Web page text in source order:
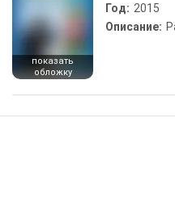
показать
обложку
Год: 2015
Описание: